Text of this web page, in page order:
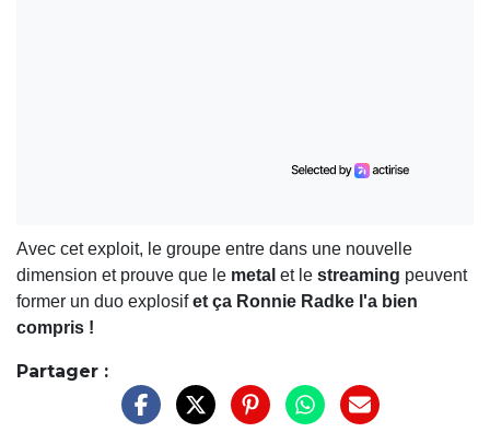
Avec cet exploit, le groupe entre dans une nouvelle
dimension et prouve que le metal et le streaming peuvent
former un duo explosifet ça Ronnie Radke l'a bien
compris !
Partager :